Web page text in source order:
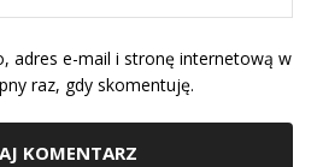
adres e-mail i stronę internetową w
raz, gdy skomentuję.